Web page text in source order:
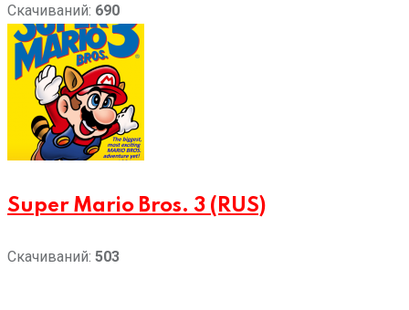
Скачиваний: 690
Super Mario Bros. 3 (RUS)
Скачиваний: 503